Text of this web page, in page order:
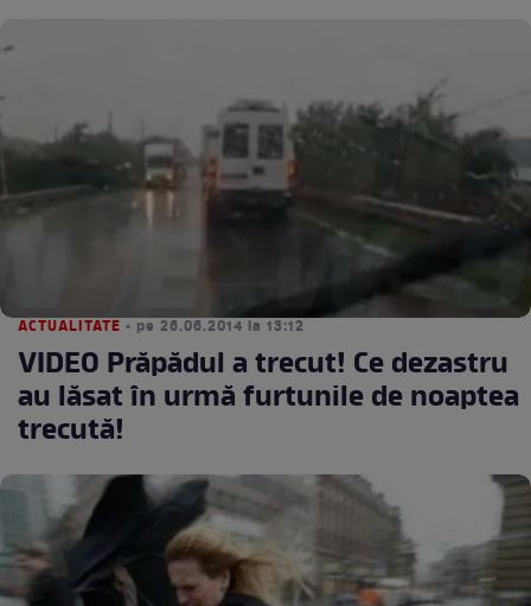
ACTUALITATE • pe 26.06.2014 la 13:12
VIDEO Prăpădul a trecut! Ce dezastru
au lăsat în urmă furtunile de noaptea
trecută!